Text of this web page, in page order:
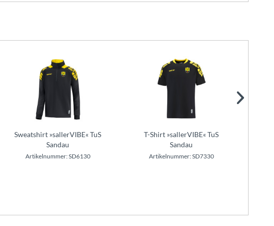
Sweatshirt »sallerVIBE« TuS
Sandau
Artikelnummer: SD6130
T-Shirt »sallerVIBE« TuS
Sandau
Artikelnummer: SD7330